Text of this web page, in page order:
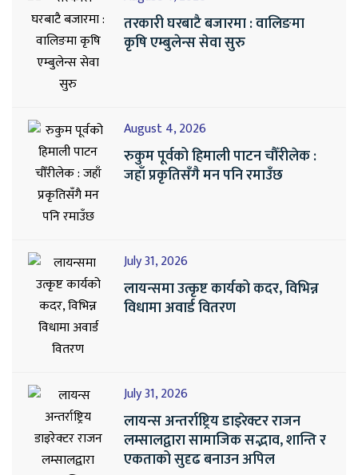
तरकारी घरबाटै बजारमा : वालिङमा
कृषि एम्बुलेन्स सेवा सुरु
August 4, 2026
रुकुम पूर्वको हिमाली पाटन चौँरीलेक :
जहाँ प्रकृतिसँगै मन पनि रमाउँछ
July 31, 2026
लायन्समा उत्कृष्ट कार्यको कदर, विभिन्न
विधामा अवार्ड वितरण
July 31, 2026
लायन्स अन्तर्राष्ट्रिय डाइरेक्टर राजन
लम्सालद्वारा सामाजिक सद्भाव, शान्ति र
एकताको सुदृढ बनाउन अपिल